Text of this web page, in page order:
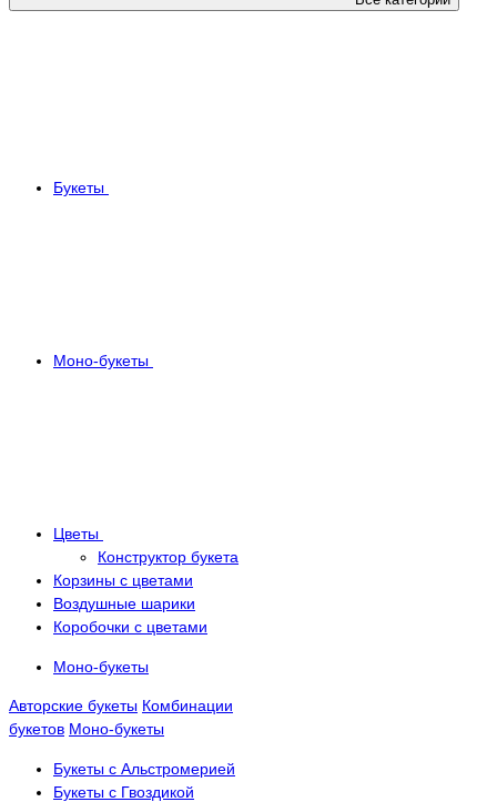
Букеты
Моно-букеты
Цветы
Конструктор букета
Корзины с цветами
Воздушные шарики
Коробочки с цветами
Моно-букеты
Авторские букеты Комбинации
букетов Моно-букеты
Букеты с Альстромерией
Букеты с Гвоздикой